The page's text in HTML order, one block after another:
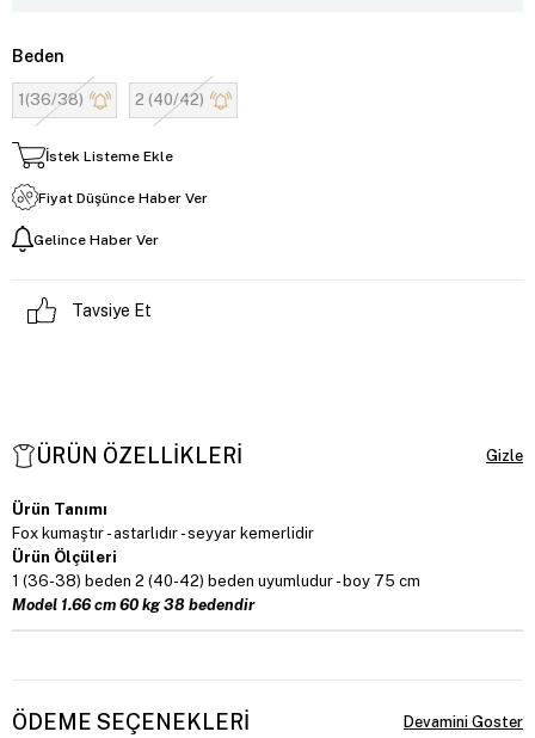
Beden
1(36/38) 2 (40/42)
İstek Listeme Ekle
Fiyat Düşünce Haber Ver
Gelince Haber Ver
Tavsiye Et
ÜRÜN ÖZELLIKLERI
Ürün Tanımı
Fox kumaştır - astarlıdır - seyyar kemerlidir
Ürün Ölçüleri
1 (36-38) beden 2 (40-42) beden uyumludur - boy 75 cm
Model 1.66 cm 60 kg 38 bedendir
ÖDEME SEÇENEKLERI